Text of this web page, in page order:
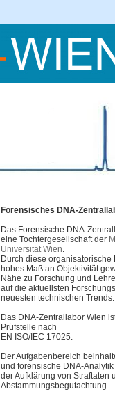
Forensisches DNA-
Das Forensische DNA-
eine Tochtergesellschaft der
Universität Wien.
Durch diese
hohes Maß an Objektivität
Nähe zu Forschung und
auf die aktuellsten
neuesten technischen Trends.
Das DNA-Zentrallabor Wien
Prüfstelle nach
EN ISO/IEC 17025.
Der Aufgabenbereich
und forensische DNA-
der Aufklärung von Straftaten
Abstammungsbegutachtung.